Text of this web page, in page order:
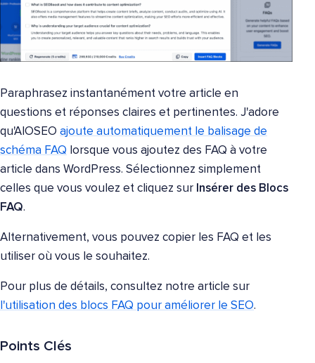
Paraphrasez instantanément votre article en
questions et réponses claires et pertinentes. J'adore
qu'AIOSEO ajoute automatiquement le balisage de
schéma FAQ lorsque vous ajoutez des FAQ à votre
article dans WordPress. Sélectionnez simplement
celles que vous voulez et cliquez sur Insérer des Blocs
FAQ.
Alternativement, vous pouvez copier les FAQ et les
utiliser où vous le souhaitez.
Pour plus de détails, consultez notre article sur
l'utilisation des blocs FAQ pour améliorer le SEO.
Points Clés